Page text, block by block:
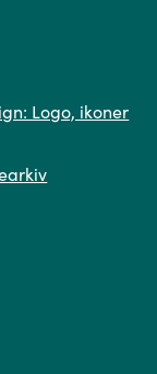
Logo, ikoner